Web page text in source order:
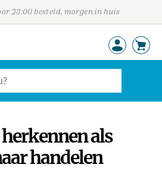
23:00 besteld, morgen in huis
als
handelen